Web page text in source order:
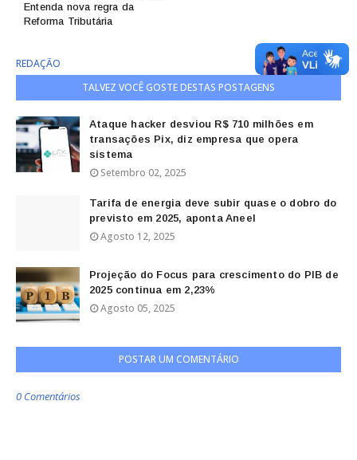
Entenda nova regra da
Reforma Tributária
REDAÇÃO
TALVEZ VOCÊ GOSTE DESTAS POSTAGENS
Ataque hacker desviou R$ 710 milhões em
transações Pix, diz empresa que opera
sistema
Setembro 02, 2025
Tarifa de energia deve subir quase o dobro do
previsto em 2025, aponta Aneel
Agosto 12, 2025
Projeção do Focus para crescimento do PIB de
2025 continua em 2,23%
Agosto 05, 2025
POSTAR UM COMENTÁRIO
0 Comentários